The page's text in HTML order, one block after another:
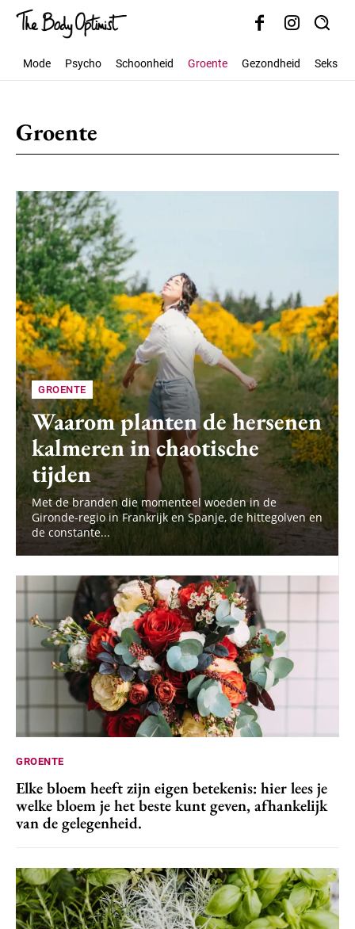
Mode Psycho Schoonheid Groente Gezondheid Seks
Groente
GROENTE
Waarom planten de hersenen
kalmeren in chaotische
tijden
Met de branden die momenteel woeden in de
Gironde-regio in Frankrijk en Spanje, de hittegolven en
de constante...
GROENTE
Elke bloem heeft zijn eigen betekenis: hier lees je
welke bloem je het beste kunt geven, afhankelijk
van de gelegenheid.